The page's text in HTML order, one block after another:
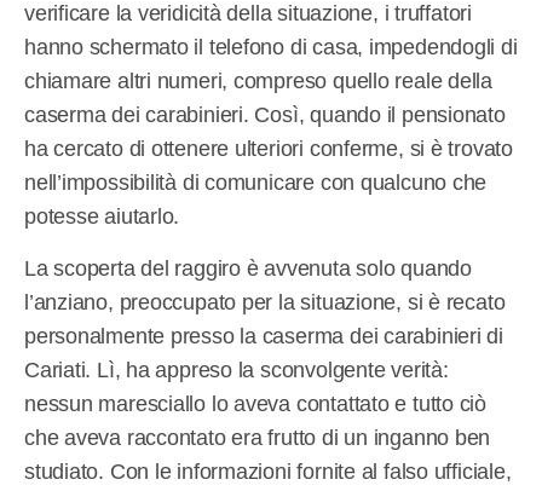
verificare la veridicità della situazione, i truffatori
hanno schermato il telefono di casa, impedendogli di
chiamare altri numeri, compreso quello reale della
caserma dei carabinieri. Così, quando il pensionato
ha cercato di ottenere ulteriori conferme, si è trovato
nell’impossibilità di comunicare con qualcuno che
potesse aiutarlo.
La scoperta del raggiro è avvenuta solo quando
l’anziano, preoccupato per la situazione, si è recato
personalmente presso la caserma dei carabinieri di
Cariati. Lì, ha appreso la sconvolgente verità:
nessun maresciallo lo aveva contattato e tutto ciò
che aveva raccontato era frutto di un inganno ben
studiato. Con le informazioni fornite al falso ufficiale,